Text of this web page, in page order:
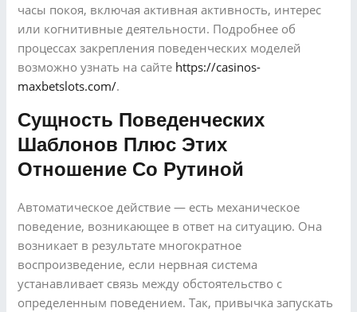
часы покоя, включая активная активность, интерес
или когнитивные деятельности. Подробнее об
процессах закрепления поведенческих моделей
возможно узнать на сайте https://casinos-
maxbetslots.com/.
Сущность Поведенческих
Шаблонов Плюс Этих
Отношение Со Рутиной
Автоматическое действие — есть механическое
поведение, возникающее в ответ на ситуацию. Она
возникает в результате многократное
воспроизведение, если нервная система
устанавливает связь между обстоятельство с
определенным поведением. Так, привычка запускать